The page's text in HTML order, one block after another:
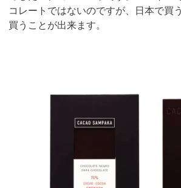
コレートではないのですが、日本で買
買うことが出来ます。